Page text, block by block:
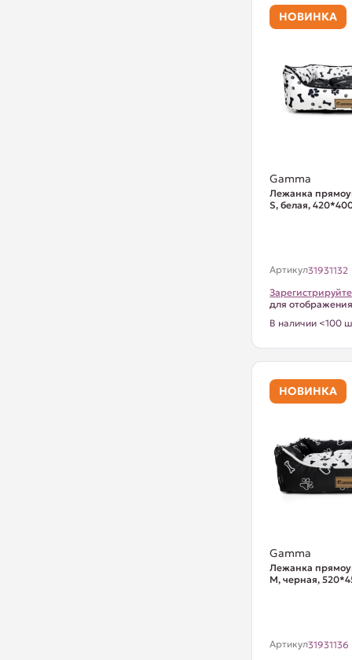
НОВИНКА
Gamma
Лежанка
S, белая,
Артикул31931132
для
В наличии <100
НОВИНКА
Gamma
Лежанка
M, черная,
Артикул31931136